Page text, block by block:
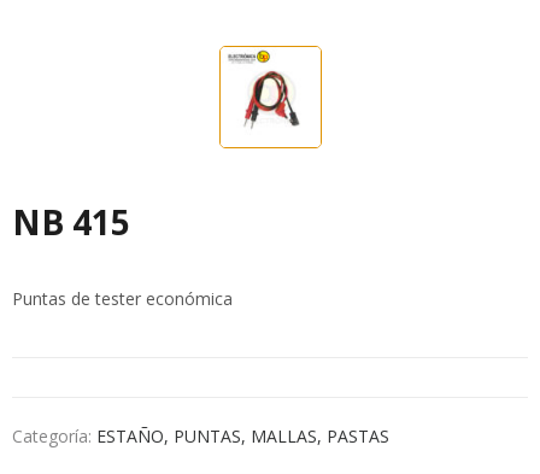
NB 415
Puntas de tester económica
Categoría: ESTAÑO, PUNTAS, MALLAS, PASTAS